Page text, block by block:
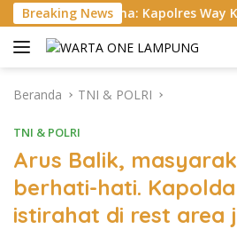
Langsung
ke
konten
Breaking News
Kapolres Way Kanan Tekankan
Beranda TNI & POLRI
TNI & POLRI
Arus Balik,
berhati-hati.
istirahat di rest area